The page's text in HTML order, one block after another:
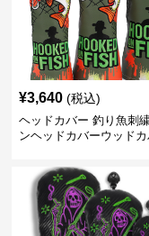
¥3,640 (税込)
ヘッドカバー 釣り魚刺
ンヘッドカバーウッドカ